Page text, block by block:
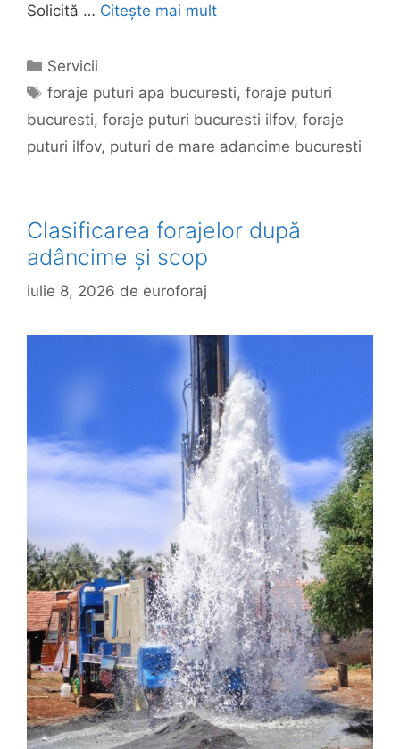
Solicită … Citește mai mult
Categorii
Servicii
Etichete
foraje puturi apa bucuresti,foraje puturi
bucuresti, foraje puturi bucuresti ilfov, foraje
puturi ilfov, puturi de mare adancime bucuresti
Clasificarea forajelor după
adâncime și scop
iulie 8, 2026 de euroforaj